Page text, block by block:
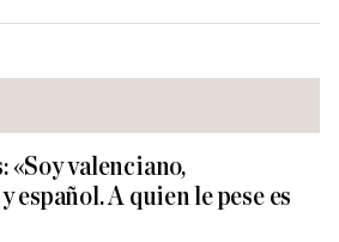
«Soy valenciano,
español. A quien le pese es